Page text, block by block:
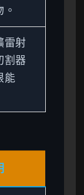
雷射
割器
能